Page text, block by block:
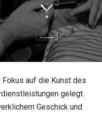
auf die Kunst des
gelegt.
Geschick und